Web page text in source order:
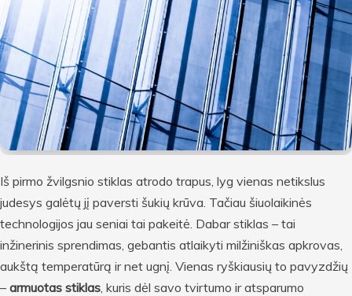
Iš pirmo žvilgsnio stiklas atrodo trapus, lyg vienas netikslus
judesys galėtų jį paversti šukių krūva. Tačiau šiuolaikinės
technologijos jau seniai tai pakeitė. Dabar stiklas – tai
inžinerinis sprendimas, gebantis atlaikyti milžiniškas apkrovas,
aukštą temperatūrą ir net ugnį. Vienas ryškiausių to pavyzdžių
– armuotas stiklas , kuris dėl savo tvirtumo ir atsparumo